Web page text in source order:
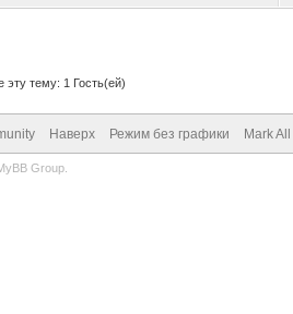
тему: 1 Гость(ей)
Наверх Режим без графики Mark
Group